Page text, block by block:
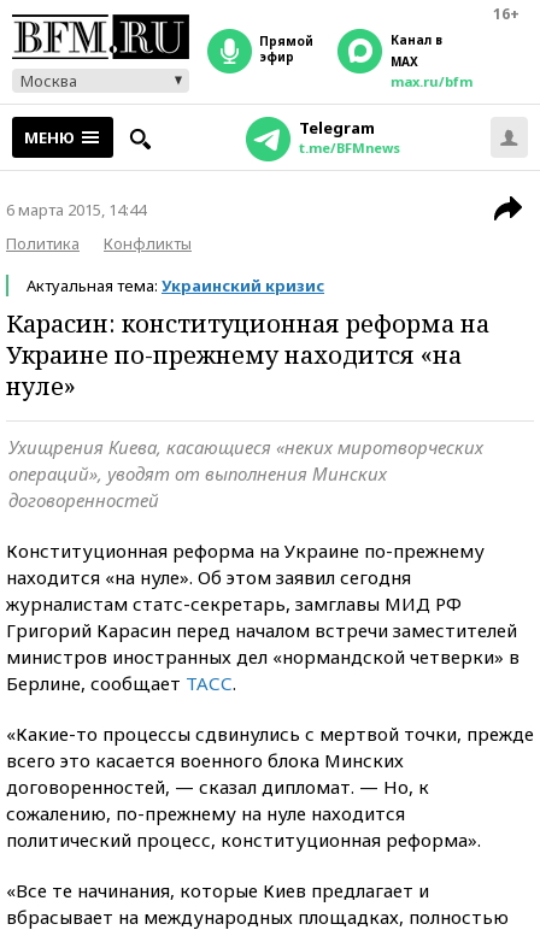
16+
Москва
прямой
эфир
Канал в
MAX
max.ru/bfm
МЕНЮ Telegram
t.me/BFMnews
6 марта 2015, 14:44
Политика
Конфликты
Актуальная тема: Украинский кризис
Карасин: конституционная реформа на
Украине по-прежнему находится «на
нуле»
Ухищрения Киева, касающиеся «неких миротворческих
операций», уводят от выполнения Минских
договоренностей
Конституционная реформа на Украине по-прежнему
находится «на нуле». Об этом заявил сегодня
журналистам статс-секретарь, замглавы МИД РФ
Григорий Карасин перед началом встречи заместителей
министров иностранных дел «нормандской четверки» в
Берлине, сообщает ТАСС.
«Какие-то процессы сдвинулись с мертвой точки, прежде
всего это касается военного блока Минских
договоренностей, — сказал дипломат. — Но, к
сожалению, по-прежнему на нуле находится
политический процесс, конституционная реформа».
«Все те начинания, которые Киев предлагает и
вбрасывает на международных площадках, полностью